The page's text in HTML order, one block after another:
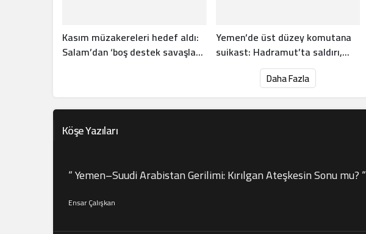
Kasım müzakereleri hedef aldı:
Salam’dan ‘boş destek savaşları’
Yemen’de üst düzey komutana
suikast: Hadramut’ta saldırı,
Taiz’de çatışma
Daha Fazla
Köşe Yazıları
“ Yemen–Suudi Arabistan Gerilimi: Kırılgan Ateşkesin Sonu mu? “
Ensar Çalışkan